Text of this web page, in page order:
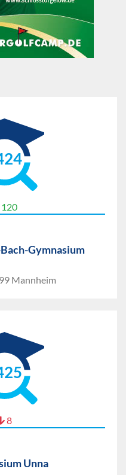
120
Gymnasium
Mannheim
8
Unna